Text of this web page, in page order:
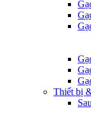
Thiết bị